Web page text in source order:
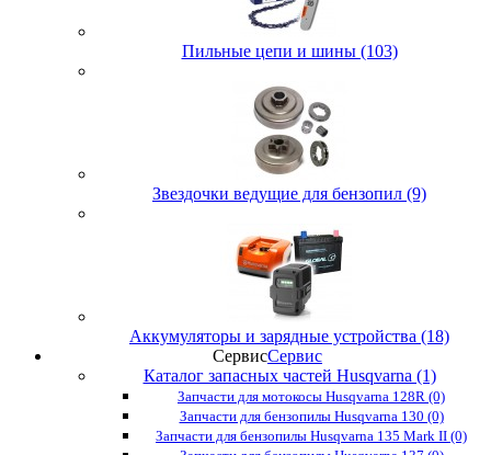
Пильные цепи и шины (103)
Звездочки ведущие для бензопил (9)
Аккумуляторы и зарядные устройства (18)
СервисСервис
Каталог запасных частей Husqvarna (1)
Запчасти для мотокосы Husqvarna 128R (0)
Запчасти для бензопилы Husqvarna 130 (0)
Запчасти для бензопилы Husqvarna 135 Mark II (0)